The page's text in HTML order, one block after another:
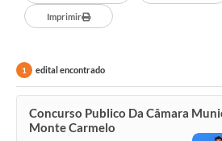
Imprimir
1 edital encontrado
Concurso Publico Da Câmara
Monte Carmelo